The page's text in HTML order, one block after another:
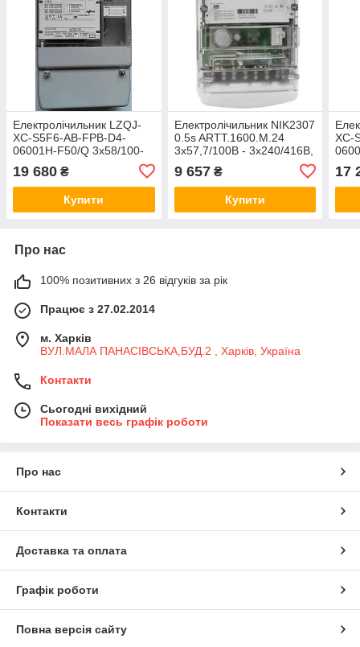
Електролічильник LZQJ-
XC-S5F6-AB-FPB-D4-
06001H-F50/Q 3х58/100-
0.5s
19 680 ₴
Купити
Електролічильник NIK2307
0.5s ARTT.1600.M.24
3х57,7/100В - 3х240/416В,
модуль, датчик магнітного
поля, 0.5S/2,0
9 657₴
Купити
XC-
17
Про нас
100% позитивних з 26 відгуків за рік
Працює з 27.02.2014
м. Харків
ВУЛ.МАЛА ПАНАСІВСЬКА,БУД.2 , Харків, Україна
Контакти
Сьогодні вихідний
Показати весь графік роботи
Про нас
Контакти
Доставка та оплата
Графік роботи
Повна версія сайту